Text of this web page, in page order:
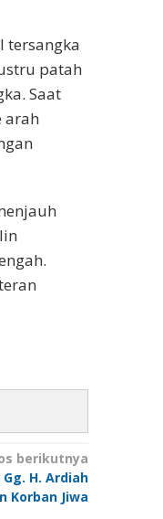
tersangka
patah
Saat
arah
berikutnya
H. Ardiah
Korban Jiwa